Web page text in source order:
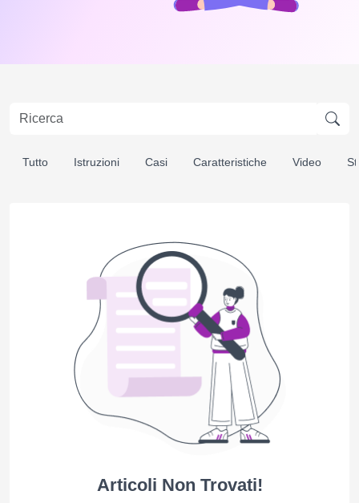
Tutto Istruzioni Casi Caratteristiche Video
Articoli Non Trovati!